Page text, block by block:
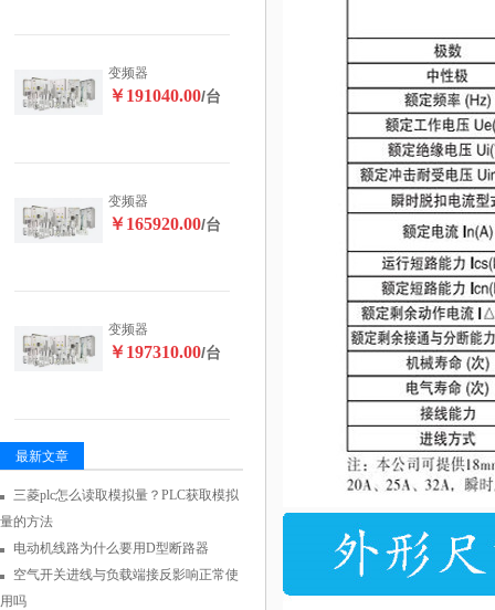
变频器
￥191040.00/台
变频器
￥165920.00/台
变频器
￥197310.00/台
最新文章
三菱plc怎么读取模拟量？PLC获取模拟
量的方法
电动机线路为什么要用D型断路器
空气开关进线与负载端接反影响正常使
用吗